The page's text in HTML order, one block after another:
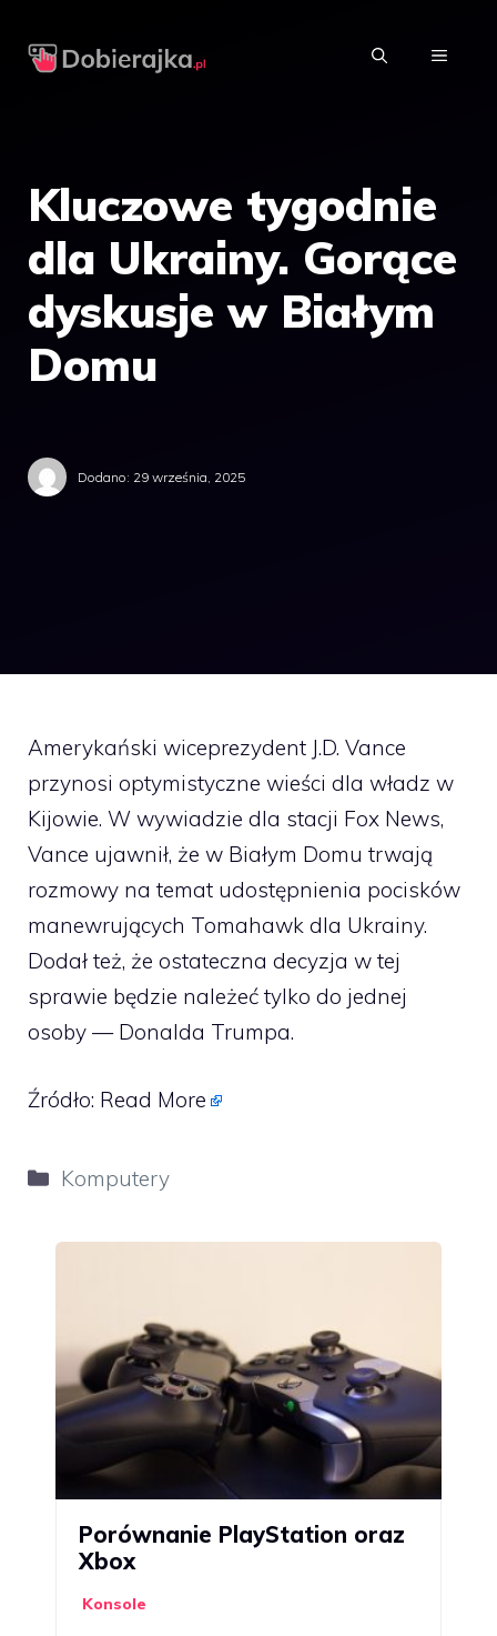
MENU
Kluczowe tygodnie
dla Ukrainy. Gorące
dyskusje w Białym
Domu
Dodano: 29 września, 2025
Amerykański wiceprezydent J.D. Vance
przynosi optymistyczne wieści dla władz w
Kijowie. W wywiadzie dla stacji Fox News,
Vance ujawnił, że w Białym Domu trwają
rozmowy na temat udostępnienia pocisków
manewrujących Tomahawk dla Ukrainy.
Dodał też, że ostateczna decyzja w tej
sprawie będzie należeć tylko do jednej
osoby — Donalda Trumpa.
Źródło: Read More
Kategorie
Komputery
Porównanie PlayStation oraz
Xbox
Konsole